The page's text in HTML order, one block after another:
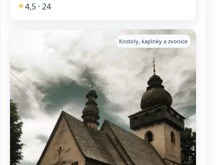
4,5 · 24
Kostoly, kaplnky a zvonice